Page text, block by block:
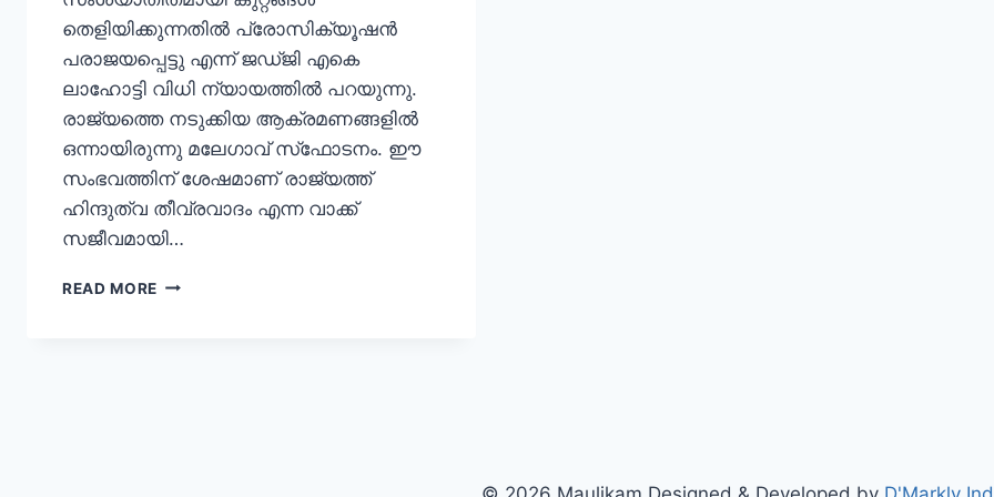
തെളിയിക്കുന്നതില്‍ പ്രോസിക്യൂഷന്‍
പരാജയപ്പെട്ടു എന്ന് ജഡ്ജി എകെ
ലാഹോട്ടി വിധി ന്യായത്തില്‍ പറയുന്നു.
രാജ്യത്തെ നടുക്കിയ ആക്രമണങ്ങളില്‍
ഒന്നായിരുന്നു മലേഗാവ് സ്‌ഫോടനം. ഈ
സംഭവത്തിന് ശേഷമാണ് രാജ്യത്ത്
ഹിന്ദുത്വ തീവ്രവാദം എന്ന വാക്ക്
സജീവമായി…
READ MORE